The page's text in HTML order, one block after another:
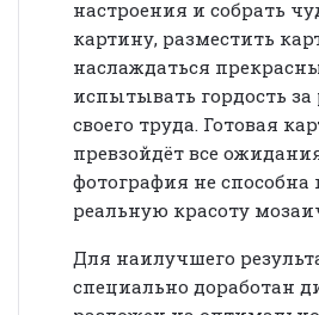
настроения и собрать
картину, разместить
наслаждаться
испытывать гордость за
своего труда. Готовая
превзойдёт все
фотография не способна
реальную красоту
Для наилучшего
специально доработан